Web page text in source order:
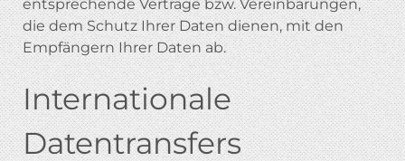
entsprechende Verträge bzw. Vereinbarungen,
die dem Schutz Ihrer Daten dienen, mit den
Empfängern Ihrer Daten ab.
Internationale
Datentransfers